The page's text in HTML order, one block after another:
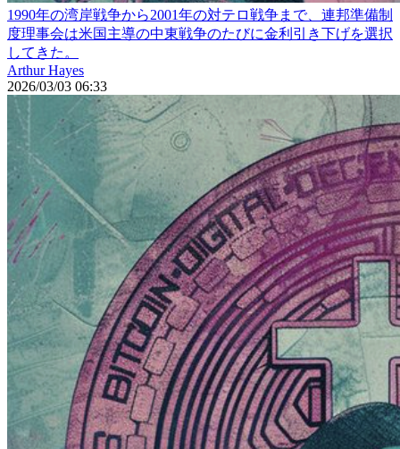
1990年の湾岸戦争から2001年の対テロ戦争まで、連邦準備制
度理事会は米国主導の中東戦争のたびに金利引き下げを選択
してきた。
Arthur Hayes
2026/03/03 06:33